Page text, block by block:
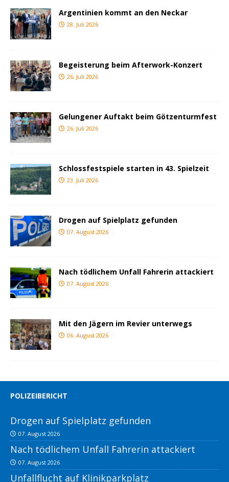
Argentinien kommt an den Neckar
28. Juli 2026
Begeisterung beim Afterwork-Konzert
26. Juli 2026
Gelungener Auftakt beim Götzenturmfest
26. Juli 2026
Schlossfestspiele starten in 43. Spielzeit
23. Juli 2026
Drogen auf Spielplatz gefunden
07. August 2026
Nach tödlichem Unfall Fahrerin attackiert
07. August 2026
Mit den Jägern im Revier unterwegs
06. August 2026
POLIZEIBERICHT
Drogen auf Spielplatz gefunden
07. August 2026
Nach tödlichem Unfall Fahrerin attackiert
07. August 2026
Unfallflucht auf Klinikparkplatz